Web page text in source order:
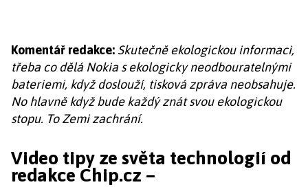
Komentář redakce: Skutečně ekologickou informaci,
třeba co dělá Nokia s ekologicky neodbouratelnými
bateriemi, když doslouží, tisková zpráva neobsahuje.
No hlavně když bude každý znát svou ekologickou
stopu. To Zemi zachrání.
Video tipy ze světa technologií od
redakce Chip.cz –